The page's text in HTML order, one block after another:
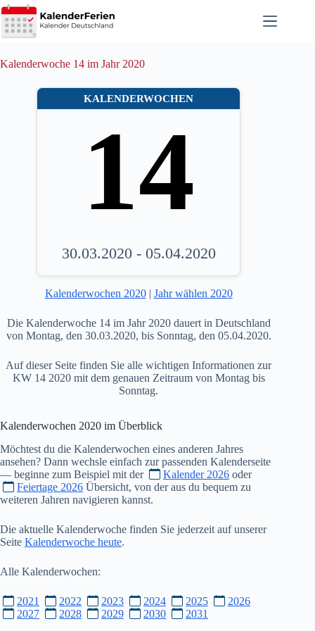
Zum
Inhalt
springen
Kalenderwoche 14 im Jahr 2020
KALENDERWOCHEN
14
30.03.2020 - 05.04.2020
Kalenderwochen 2020| Jahr wählen 2020
Die Kalenderwoche 14 im Jahr 2020 dauert in Deutschland
von Montag, den 30.03.2020, bis Sonntag, den 05.04.2020.
Auf dieser Seite finden Sie alle wichtigen Informationen zur
KW 14 2020 mit dem genauen Zeitraum von Montag bis
Sonntag.
Kalenderwochen 2020 im Überblick
Möchtest du die Kalenderwochen eines anderen Jahres
ansehen? Dann wechsle einfach zur passenden Kalenderseite
— beginne zum Beispiel mit der
Kalender 2026 oder
Feiertage 2026 Übersicht, von der aus du bequem zu
weiteren Jahren navigieren kannst.
Die aktuelle Kalenderwoche finden Sie jederzeit auf unserer
Seite Kalenderwoche heute.
Alle Kalenderwochen:
2021 2022 2023 2024 2025
2026
2027
2028 2029 2030 2031